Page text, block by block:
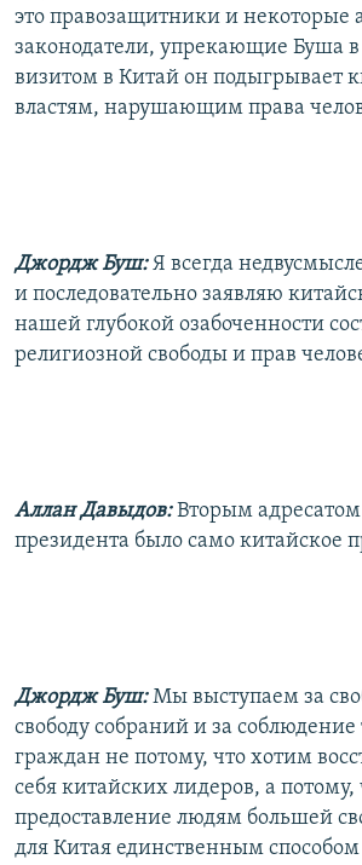
это правозащитники и некоторые
законодатели, упрекающие Буша
визитом в Китай он подыгрывает
властям, нарушающим права
Джордж Буш:Я всегда
и последовательно заявляю
нашей глубокой озабоченности
религиозной свободы и прав
Аллан Давыдов:Вторым
президента было само китайское
Джордж Буш:Мы выступаем за
свободу собраний и за
граждан не потому, что хотим
себя китайских лидеров, а потому,
предоставление людям большей
для Китая единственным